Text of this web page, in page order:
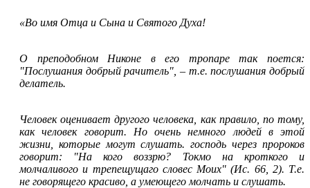
«Во имя Отца и Сына и Святого Духа!
О преподобном Никоне в его тропаре так поется:
"Послушания добрый рачитель", – т.е. послушания добрый
делатель.
Человек оценивает другого человека, как правило, по тому,
как человек говорит. Но очень немного людей в этой
жизни, которые могут слушать. господь через пророков
говорит: "На кого воззрю? Токмо на кроткого и
молчаливого и трепещущаго словес Моих" (Ис. 66, 2). Т.е.
не говорящего красиво, а умеющего молчать и слушать.